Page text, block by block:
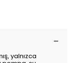
yalnızca